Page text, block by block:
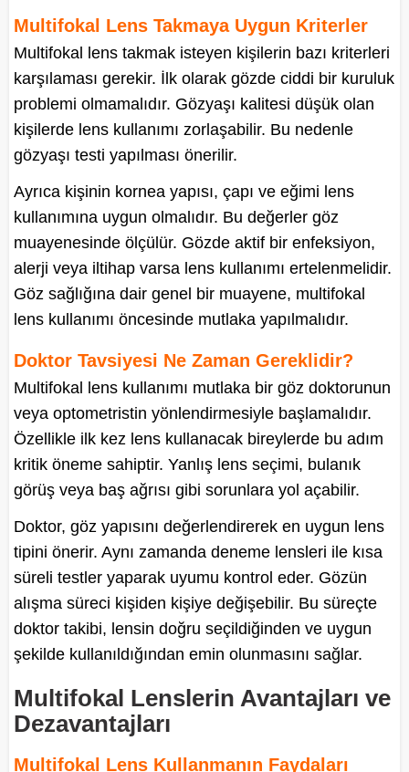
Multifokal Lens Takmaya Uygun Kriterler
Multifokal lens takmak isteyen kişilerin bazı kriterleri
karşılaması gerekir. İlk olarak gözde ciddi bir kuruluk
problemi olmamalıdır. Gözyaşı kalitesi düşük olan
kişilerde lens kullanımı zorlaşabilir. Bu nedenle
gözyaşı testi yapılması önerilir.
Ayrıca kişinin kornea yapısı, çapı ve eğimi lens
kullanımına uygun olmalıdır. Bu değerler göz
muayenesinde ölçülür. Gözde aktif bir enfeksiyon,
alerji veya iltihap varsa lens kullanımı ertelenmelidir.
Göz sağlığına dair genel bir muayene, multifokal
lens kullanımı öncesinde mutlaka yapılmalıdır.
Doktor Tavsiyesi Ne Zaman Gereklidir?
Multifokal lens kullanımı mutlaka bir göz doktorunun
veya optometristin yönlendirmesiyle başlamalıdır.
Özellikle ilk kez lens kullanacak bireylerde bu adım
kritik öneme sahiptir. Yanlış lens seçimi, bulanık
görüş veya baş ağrısı gibi sorunlara yol açabilir.
Doktor, göz yapısını değerlendirerek en uygun lens
tipini önerir. Aynı zamanda deneme lensleri ile kısa
süreli testler yaparak uyumu kontrol eder. Gözün
alışma süreci kişiden kişiye değişebilir. Bu süreçte
doktor takibi, lensin doğru seçildiğinden ve uygun
şekilde kullanıldığından emin olunmasını sağlar.
Multifokal Lenslerin Avantajları ve
Dezavantajları
Multifokal Lens Kullanmanın Faydaları